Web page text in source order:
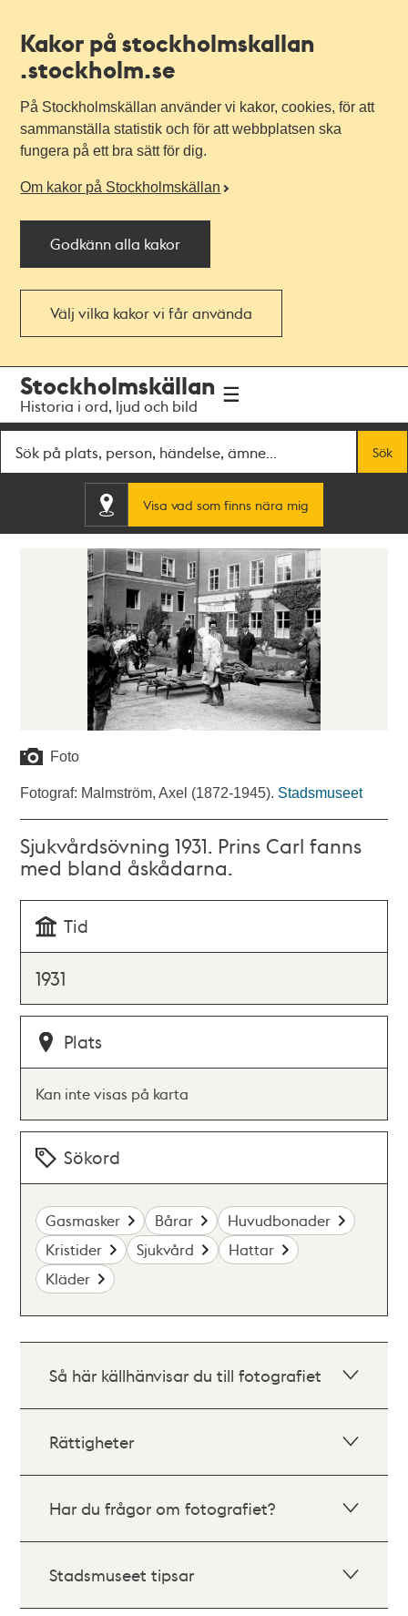
Kakor på stockholmskallan
.stockholm.se
På Stockholmskällan använder vi kakor, cookies, för att
sammanställa statistik och för att webbplatsen ska
fungera på ett bra sätt för dig.
Om kakor på Stockholmskällan
Godkänn alla kakor
Välj vilka kakor vi får använda
navigationen
huvudinnehållet
Stockholmskällan
Historia i ord, ljud och bild
Sök
Visa vad som finns nära mig
Foto
Fotograf: Malmström, Axel (1872-1945). Stadsmuseet
Sjukvårdsövning 1931. Prins Carl fanns
med bland åskådarna.
Tid
1931
Plats
Kan inte visas på karta
Sökord
Gasmasker Bårar
Huvudbonader
Kristider
Sjukvård
Hattar
Kläder
Så här källhänvisar du till fotografiet
Rättigheter
Har du frågor om fotografiet?
Stadsmuseet tipsar